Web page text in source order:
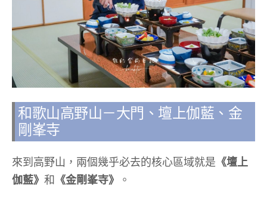
和歌山高野山－大門、壇上伽藍、金
剛峯寺
來到高野山，兩個幾乎必去的核心區域就是 《壇上
伽藍》 和 《金剛峯寺》 。